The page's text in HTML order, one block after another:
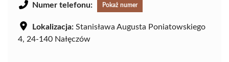
Numer telefonu: Pokaż numer
Lokalizacja: Stanisława Augusta Poniatowskiego
4, 24-140 Nałęczów